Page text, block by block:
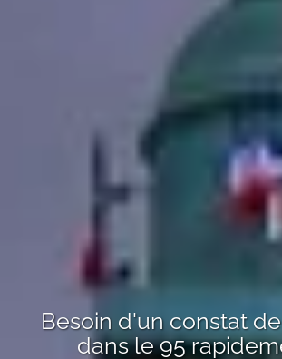
Besoin d'un constat
dans le 95